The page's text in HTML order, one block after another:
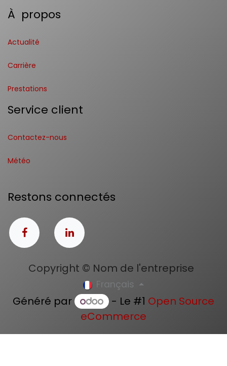
À propos
Actualité
Carrière
Prestations
Service client
Contactez-nous
Météo
Restons connectés
Copyright © Nom de l'entreprise
Français
Généré par - Le #1 Open Source
eCommerce